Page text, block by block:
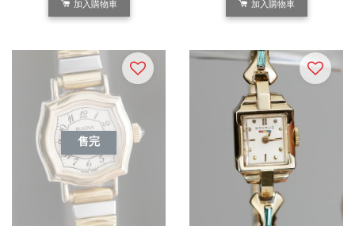
加入購物車 加入購物車
售完